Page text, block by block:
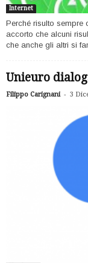
Internet
Perché risulto sempre
accorto che alcuni
che anche gli altri si
Unieuro
Filippo Carignani - 3